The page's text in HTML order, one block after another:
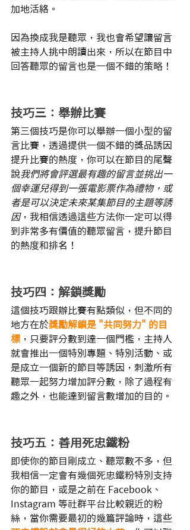
加地活絡。
因為換成我是聽眾，我也會希望讓留言
被主持人挑中朗讀出來，所以在節目中
回答聽眾的留言也是一個不錯的策略！
技巧三：舉辦比賽
第三個技巧是你可以舉辦一個小型的留
言比賽，透過提供一個不錯的獎品誘因
提升比賽的熱度，你可以在節目的尾聲
說我們將會評選最有趣的留言並挑出一
個幸運兒得到一張電影票作為禮物，或
者是可以決定未來某集節目的主題等誘
因，我相信透過這些方法你一定可以得
到非常多有價值的聽眾留言，提升節目
的熱度和排名！
技巧四：解鎖獎勵
這個技巧跟辦比賽有點類似，但不同的
地方在於獎勵解鎖是 "共同努力" 的目
標 ，只要評分數到達一個門檻，主持人
就會推出一個特別專題、特別活動、或
是成立一個新的節目等誘因，刺激所有
聽眾一起努力增加評分數，除了過程有
趣之外，也能達到留言數增加的目的。
技巧五：善用死忠鐵粉
即使你的節目剛成立、聽眾數不多，但
我相信一定會有幾個死忠鐵粉特別支持
你的節目，或是之前在 Facebook、
Instagram 等社群平台比較親近的粉
絲，當你需要最初的幾篇評論時，這些